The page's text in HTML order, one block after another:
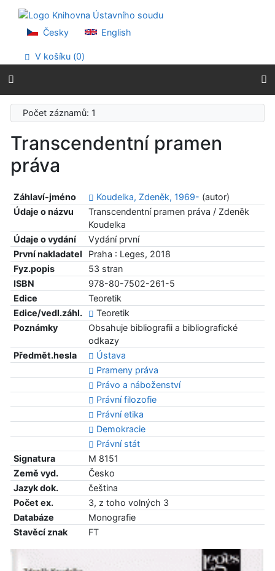
Přejít na menu
Prohlášení o webové přístupnosti
Česky English
V košíku (0)
Počet záznamů: 1
Transcendentní pramen
práva
Záhlaví-jméno Koudelka, Zdeněk, 1969- (autor)
Údaje o názvu
Transcendentní pramen práva / Zdeněk
Koudelka
Údaje o vydání
Vydání první
První nakladatel
Praha : Leges, 2018
Fyz.popis
53 stran
ISBN
978-80-7502-261-5
Edice
Teoretik
Edice/vedl.záhl.
Teoretik
Poznámky
Obsahuje bibliografii a bibliografické
odkazy
Předmět.hesla
Ústava
Prameny práva
Právo a náboženství
Právní filozofie
Právní etika
Demokracie
Právní stát
Signatura
M 8151
Země vyd.
Česko
Jazyk dok.
čeština
Počet ex.
3, z toho volných 3
Databáze
Monografie
Stavěcí znak
FT